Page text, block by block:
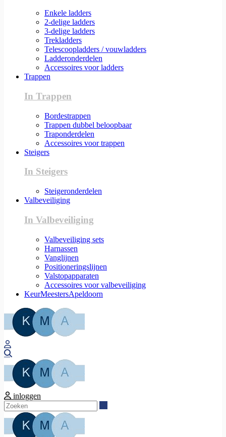
Enkele ladders
2-delige ladders
3-delige ladders
Trekladders
Telescoopladders / vouwladders
Ladderonderdelen
Accessoires voor ladders
Trappen
In Trappen
Bordestrappen
Trappen dubbel beloopbaar
Traponderdelen
Accessoires voor trappen
Steigers
In Steigers
Steigeronderdelen
Valbeveiliging
In Valbeveiliging
Valbeveiliging sets
Harnassen
Vanglijnen
Positioneringslijnen
Valstopapparaten
Accessoires voor valbeveiliging
KeurMeestersApeldoorn
inloggen